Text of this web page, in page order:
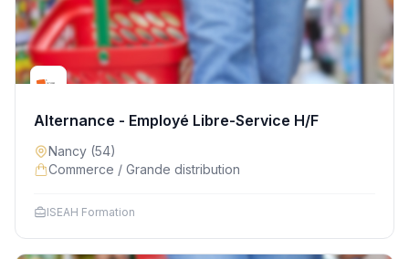
Alternance - Employé Libre-Service H/F
Nancy (54)
Commerce / Grande distribution
ISEAH Formation